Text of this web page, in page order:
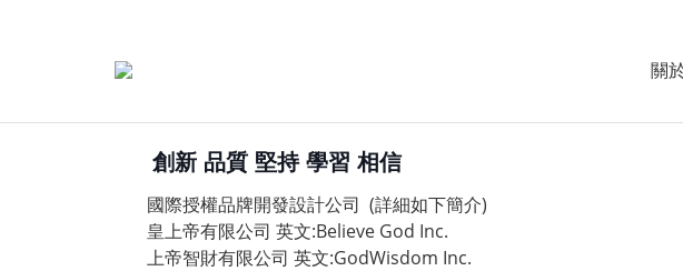
關
創新 品質 堅持 學習 相信
國際授權品牌開發設計公司 (詳細如下簡介)
皇上帝有限公司 英文:Believe God Inc.
上帝智財有限公司 英文:GodWisdom Inc.